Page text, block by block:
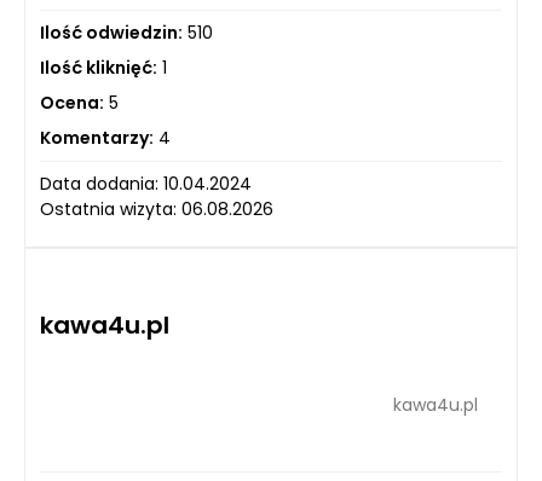
Ilość odwiedzin: 510
Ilość kliknięć: 1
Ocena: 5
Komentarzy: 4
Data dodania: 10.04.2024
Ostatnia wizyta: 06.08.2026
kawa4u.pl
kawa4u.pl